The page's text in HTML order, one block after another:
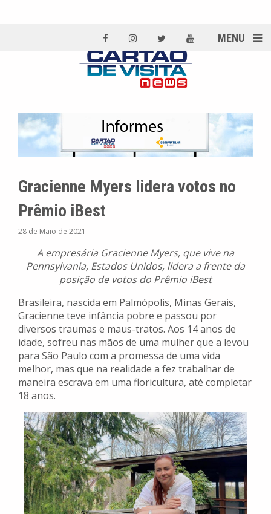
MENU
Gracienne Myers lidera votos no
Prêmio iBest
28 de Maio de 2021
A empresária Gracienne Myers, que vive na
Pennsylvania, Estados Unidos, lidera a frente da
posição de votos do Prêmio iBest
Brasileira, nascida em Palmópolis, Minas Gerais,
Gracienne teve infância pobre e passou por
diversos traumas e maus-tratos. Aos 14 anos de
idade, sofreu nas mãos de uma mulher que a levou
para São Paulo com a promessa de uma vida
melhor, mas que na realidade a fez trabalhar de
maneira escrava em uma floricultura, até completar
18 anos.